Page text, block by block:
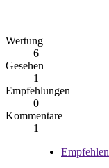
Wertung
6
Gesehen
1
Empfehlungen
0
Kommentare
1
Empfehlen